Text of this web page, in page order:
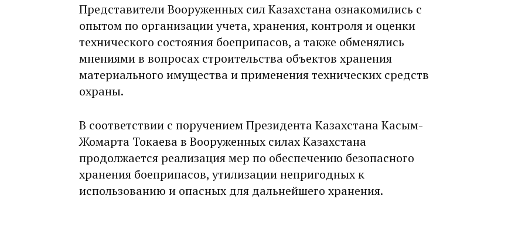
Представители Вооруженных сил Казахстана ознакомились с
опытом по организации учета, хранения, контроля и оценки
технического состояния боеприпасов, а также обменялись
мнениями в вопросах строительства объектов хранения
материального имущества и применения технических средств
охраны.
В соответствии с поручением Президента Казахстана Касым-
Жомарта Токаева в Вооруженных силах Казахстана
продолжается реализация мер по обеспечению безопасного
хранения боеприпасов, утилизации непригодных к
использованию и опасных для дальнейшего хранения.